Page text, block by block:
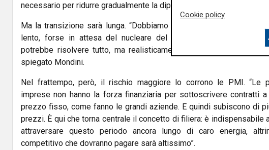
necessario per ridurre gradualmente la dipendenza dal gas”.
Ma la transizione sarà lunga. “Dobbiamo metterci il cuore in pace:
lento, forse in attesa del nucleare del futuro – qualunque
potrebbe risolvere tutto, ma realisticamente non la vedremo prima
spiegato Mondini.
Nel frattempo, però, il rischio maggiore lo corrono le PMI. “Le
imprese non hanno la forza finanziaria per sottoscrivere contratti
prezzo fisso, come fanno le grandi aziende. E quindi subiscono di
prezzi. È qui che torna centrale il concetto di filiera: è indispensabile
attraversare questo periodo ancora lungo di caro energia,
competitivo che dovranno pagare sarà altissimo”.
Cookie policy